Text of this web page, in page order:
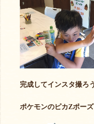
完成してインスタ撮ろ
ポケモンのピカZポー